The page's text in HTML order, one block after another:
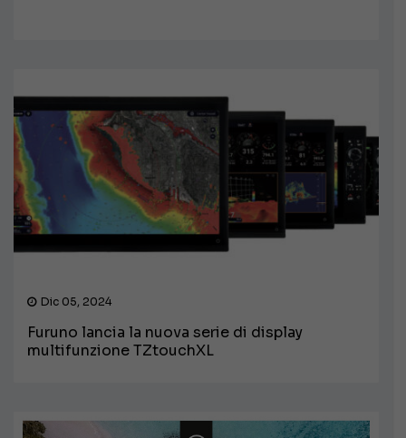
Dic 05, 2024
Furuno lancia la nuova serie di display
multifunzione TZtouchXL